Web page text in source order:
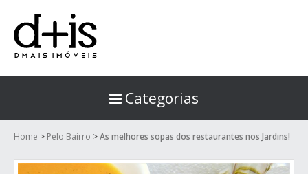
Categorias
Home > Pelo Bairro >As melhores sopas dos restaurantes nos Jardins!